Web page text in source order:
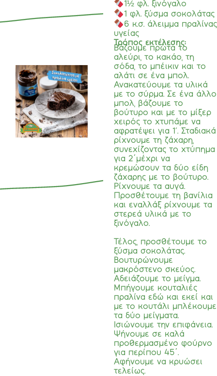
1½ φλ. ξινόγαλο
1 φλ. ξύσμα σοκολάτας
6 κ.σ. άλειμμα πραλίνας
υγείας
Τρόπος εκτέλεσης:
Βάζουμε πρώτα το
αλεύρι, το κακάο, τη
σόδα, το μπέικιν και το
αλάτι σε ένα μπολ.
Ανακατεύουμε τα υλικά
με το σύρμα. Σε ένα άλλο
μπολ, βάζουμε το
βούτυρο και με το μίξερ
χειρός το χτυπάμε να
αφρατέψει για 1'. Σταδιακά
ρίχνουμε τη ζάχαρη,
συνεχίζοντας το χτύπημα
για 2΄μέχρι να
κρεμώσουν τα δύο είδη
ζάχαρης με το βούτυρο.
Ρίχνουμε τα αυγά.
Προσθέτουμε τη βανίλια
και εναλλάξ ρίχνουμε τα
στερεά υλικά με το
ξινόγαλο.
Τέλος, προσθέτουμε το
ξύσμα σοκολάτας.
Βουτυρώνουμε
μακρόστενο σκεύος.
Αδειάζουμε το μείγμα.
Μπήγουμε κουταλιές
πραλίνα εδώ και εκεί και
με το κουτάλι μπλέκουμε
τα δύο μείγματα.
Ισιώνουμε την επιφάνεια.
Ψήνουμε σε καλά
προθερμασμένο φούρνο
για περίπου 45΄.
Αφήνουμε να κρυώσει
τελείως.